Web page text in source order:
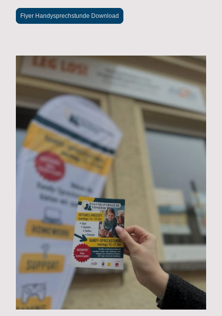
Flyer Handysprechstunde Download